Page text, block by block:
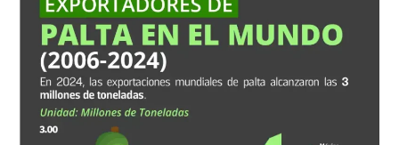
Exportadores
palta
mundo
2006